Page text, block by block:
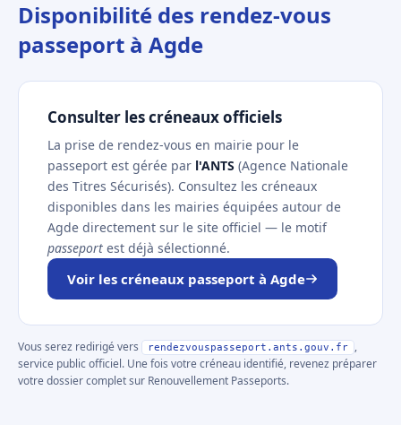
Disponibilité des rendez-vous
passeport à Agde
Consulter les créneaux officiels
La prise de rendez-vous en mairie pour le
passeport est gérée par l'ANTS (Agence Nationale
des Titres Sécurisés). Consultez les créneaux
disponibles dans les mairies équipées autour de
Agde directement sur le site officiel — le motif
passeport est déjà sélectionné.
Voir les créneaux passeport à Agde
Vous serez redirigé vers rendezvouspasseport.ants.gouv.fr
,
service public officiel. Une fois votre créneau identifié, revenez préparer
votre dossier complet sur Renouvellement Passeports.